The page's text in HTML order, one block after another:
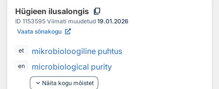
Hügieen ilusalongis content_copy
ID 1153595 Viimati muudetud 19.01.2026
Vaata sõnakogu
et mikrobioloogiline puhtus
en
microbiological purity
keyboard_arrow_down Näita kogu mõistet